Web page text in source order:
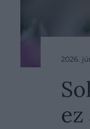
2026.
ez